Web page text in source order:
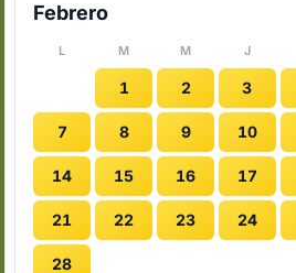
Febrero
L M M J
1 2 3
7 8 9 10
14 15 16 17
21 22 23 24
28